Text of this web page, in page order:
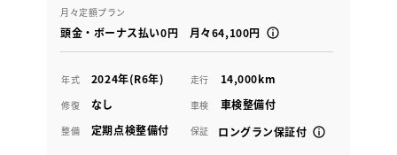
月々定額プラン
頭金・ボーナス払い0円 月々64,100円
年式 2024年(R6年) 走行 14,000km
修復 なし 車検 車検整備付
整備 定期点検整備付 保証 ロングラン保証付